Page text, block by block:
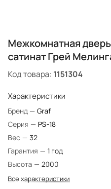
Межкомнатная
сатинат Грей
Код товара: 1151304
Характеристики
Бренд — Graf
Серия — PS-18
Вес — 32
Гарантия — 1 год
Высота — 2000
Все характеристики